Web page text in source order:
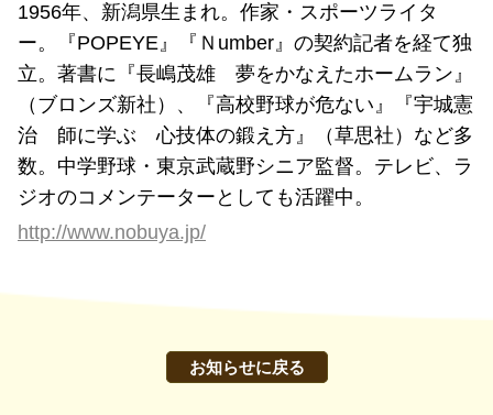
1956年、新潟県生まれ。作家・スポーツライタ
ー。『POPEYE』『Ｎumber』の契約記者を経て独
立。著書に『長嶋茂雄 夢をかなえたホームラン』
（ブロンズ新社）、『高校野球が危ない』『宇城憲
治 師に学ぶ 心技体の鍛え方』（草思社）など多
数。中学野球・東京武蔵野シニア監督。テレビ、ラ
ジオのコメンテーターとしても活躍中。
http://www.nobuya.jp/
お知らせに戻る